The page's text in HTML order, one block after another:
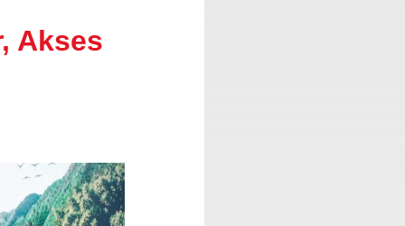
Akses